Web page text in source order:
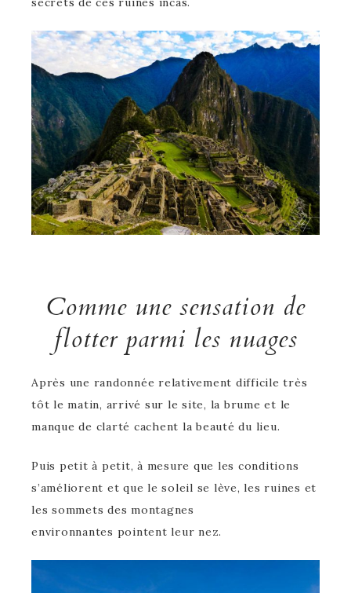
Comme une sensation de
flotter parmi les nuages
Après une randonnée relativement difficile très
tôt le matin, arrivé sur le site, la brume et le
manque de clarté cachent la beauté du lieu.
Puis petit à petit, à mesure que les conditions
s’améliorent et que le soleil se lève, les ruines et
les sommets des montagnes
environnantes pointent leur nez.